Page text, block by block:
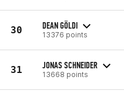
30 DEAN GÖLDI
13376 points
31 JONAS SCHNEIDER
13668 points